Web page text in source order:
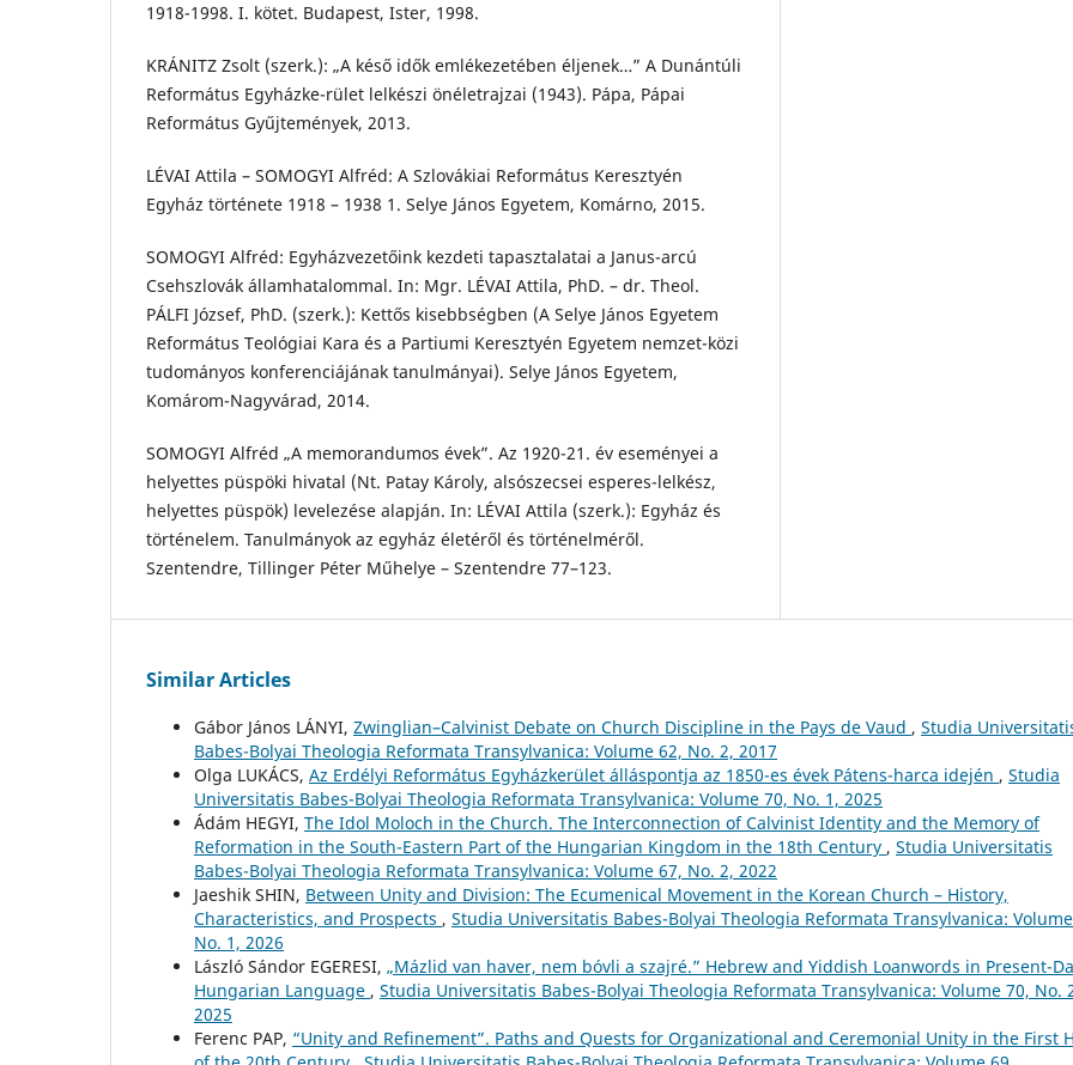
1918-1998. I. kötet. Budapest, Ister, 1998.
KRÁNITZ Zsolt (szerk.): „A késő idők emlékezetében éljenek…” A Dunántúli
Református Egyházke-rület lelkészi önéletrajzai (1943). Pápa, Pápai
Református Gyűjtemények, 2013.
LÉVAI Attila – SOMOGYI Alfréd: A Szlovákiai Református Keresztyén
Egyház története 1918 – 1938 1. Selye János Egyetem, Komárno, 2015.
SOMOGYI Alfréd: Egyházvezetőink kezdeti tapasztalatai a Janus-arcú
Csehszlovák államhatalommal. In: Mgr. LÉVAI Attila, PhD. – dr. Theol.
PÁLFI József, PhD. (szerk.): Kettős kisebbségben (A Selye János Egyetem
Református Teológiai Kara és a Partiumi Keresztyén Egyetem nemzet-közi
tudományos konferenciájának tanulmányai). Selye János Egyetem,
Komárom-Nagyvárad, 2014.
SOMOGYI Alfréd „A memorandumos évek”. Az 1920-21. év eseményei a
helyettes püspöki hivatal (Nt. Patay Károly, alsószecsei esperes-lelkész,
helyettes püspök) levelezése alapján. In: LÉVAI Attila (szerk.): Egyház és
történelem. Tanulmányok az egyház életéről és történelméről.
Szentendre, Tillinger Péter Műhelye – Szentendre 77–123.
Similar Articles
Gábor János LÁNYI, Zwinglian–Calvinist Debate on Church Discipline in the Pays de Vaud , Studia
Babes-Bolyai Theologia Reformata Transylvanica: Volume 62, No. 2, 2017
Olga LUKÁCS, Az Erdélyi Református Egyházkerület álláspontja az 1850-es évek Pátens-harca idején , Studia
Universitatis Babes-Bolyai Theologia Reformata Transylvanica: Volume 70, No. 1, 2025
Ádám HEGYI, The Idol Moloch in the Church. The Interconnection of Calvinist Identity and the Memory of
Reformation in the South-Eastern Part of the Hungarian Kingdom in the 18th Century , Studia Universitatis
Babes-Bolyai Theologia Reformata Transylvanica: Volume 67, No. 2, 2022
Jaeshik SHIN, Between Unity and Division: The Ecumenical Movement in the Korean Church – History,
Characteristics, and Prospects , Studia Universitatis Babes-Bolyai Theologia Reformata Transylvanica:
No. 1, 2026
László Sándor EGERESI, „Mázlid van haver, nem bóvli a szajré.” Hebrew and Yiddish Loanwords in Present-
Hungarian Language , Studia Universitatis Babes-Bolyai Theologia Reformata Transylvanica: Volume 70, No.
2025
Ferenc PAP, “Unity and Refinement”. Paths and Quests for Organizational and Ceremonial Unity in the First